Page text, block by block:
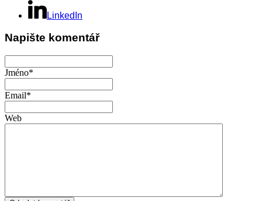
LinkedIn
Napište komentář
Jméno*
Email*
Web